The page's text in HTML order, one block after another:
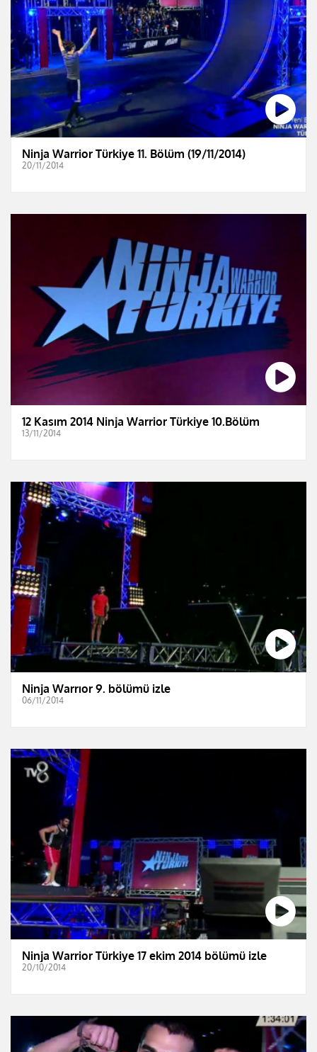
Ninja Warrior Türkiye 11. Bölüm (19/11/2014)
20/11/2014
12 Kasım 2014 Ninja Warrior Türkiye 10.Bölüm
13/11/2014
Ninja Warrıor 9. bölümü izle
06/11/2014
Ninja Warrior Türkiye 17 ekim 2014 bölümü izle
20/10/2014